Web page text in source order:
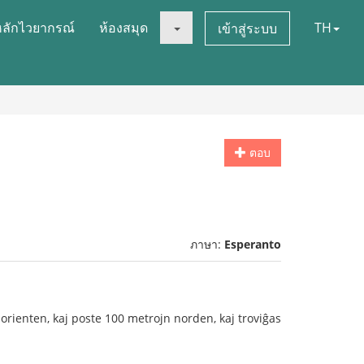
กไวยากรณ์ ห้องสมุด เข้าสู่ระบบ TH
ตอบ
ภาษา: Esperanto
kaj poste 100 metrojn norden, kaj troviĝas